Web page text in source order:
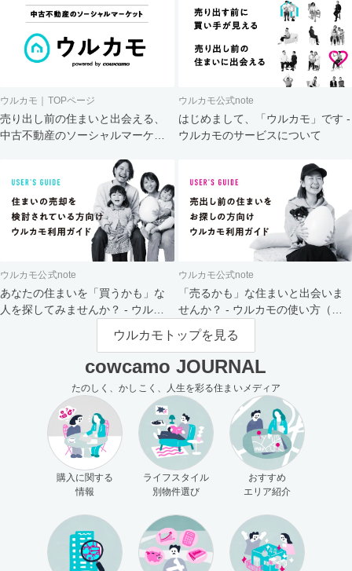
ウルカモ｜TOPページ
売り出し前の住まいと出会える、
中古不動産のソーシャルマーケッ
ウルカモ公式note
はじめまして、「ウルカモ」です -
ウルカモのサービスについて
ウルカモ公式note
あなたの住まいを「買うかも」な
人を探してみませんか？ - ウルカ
ウルカモ公式note
「売るかも」な住まいと出会いま
せんか？ - ウルカモの使い方（買
主さま向け）
ウルカモトップを見る
cowcamo JOURNAL
たのしく、かしこく、人生を彩る住まいメディア
購入に関する
情報
ライフスタイル
別物件選び
おすすめ
エリア紹介